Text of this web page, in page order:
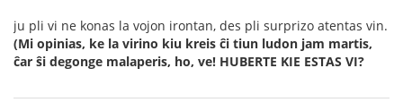
ju pli vi ne konas la vojon irontan, des pli surprizo atentas vin.
(Mi opinias, ke la virino kiu kreis ĉi tiun ludon jam martis,
ĉar ŝi degonge malaperis, ho, ve! HUBERTE KIE ESTAS VI?